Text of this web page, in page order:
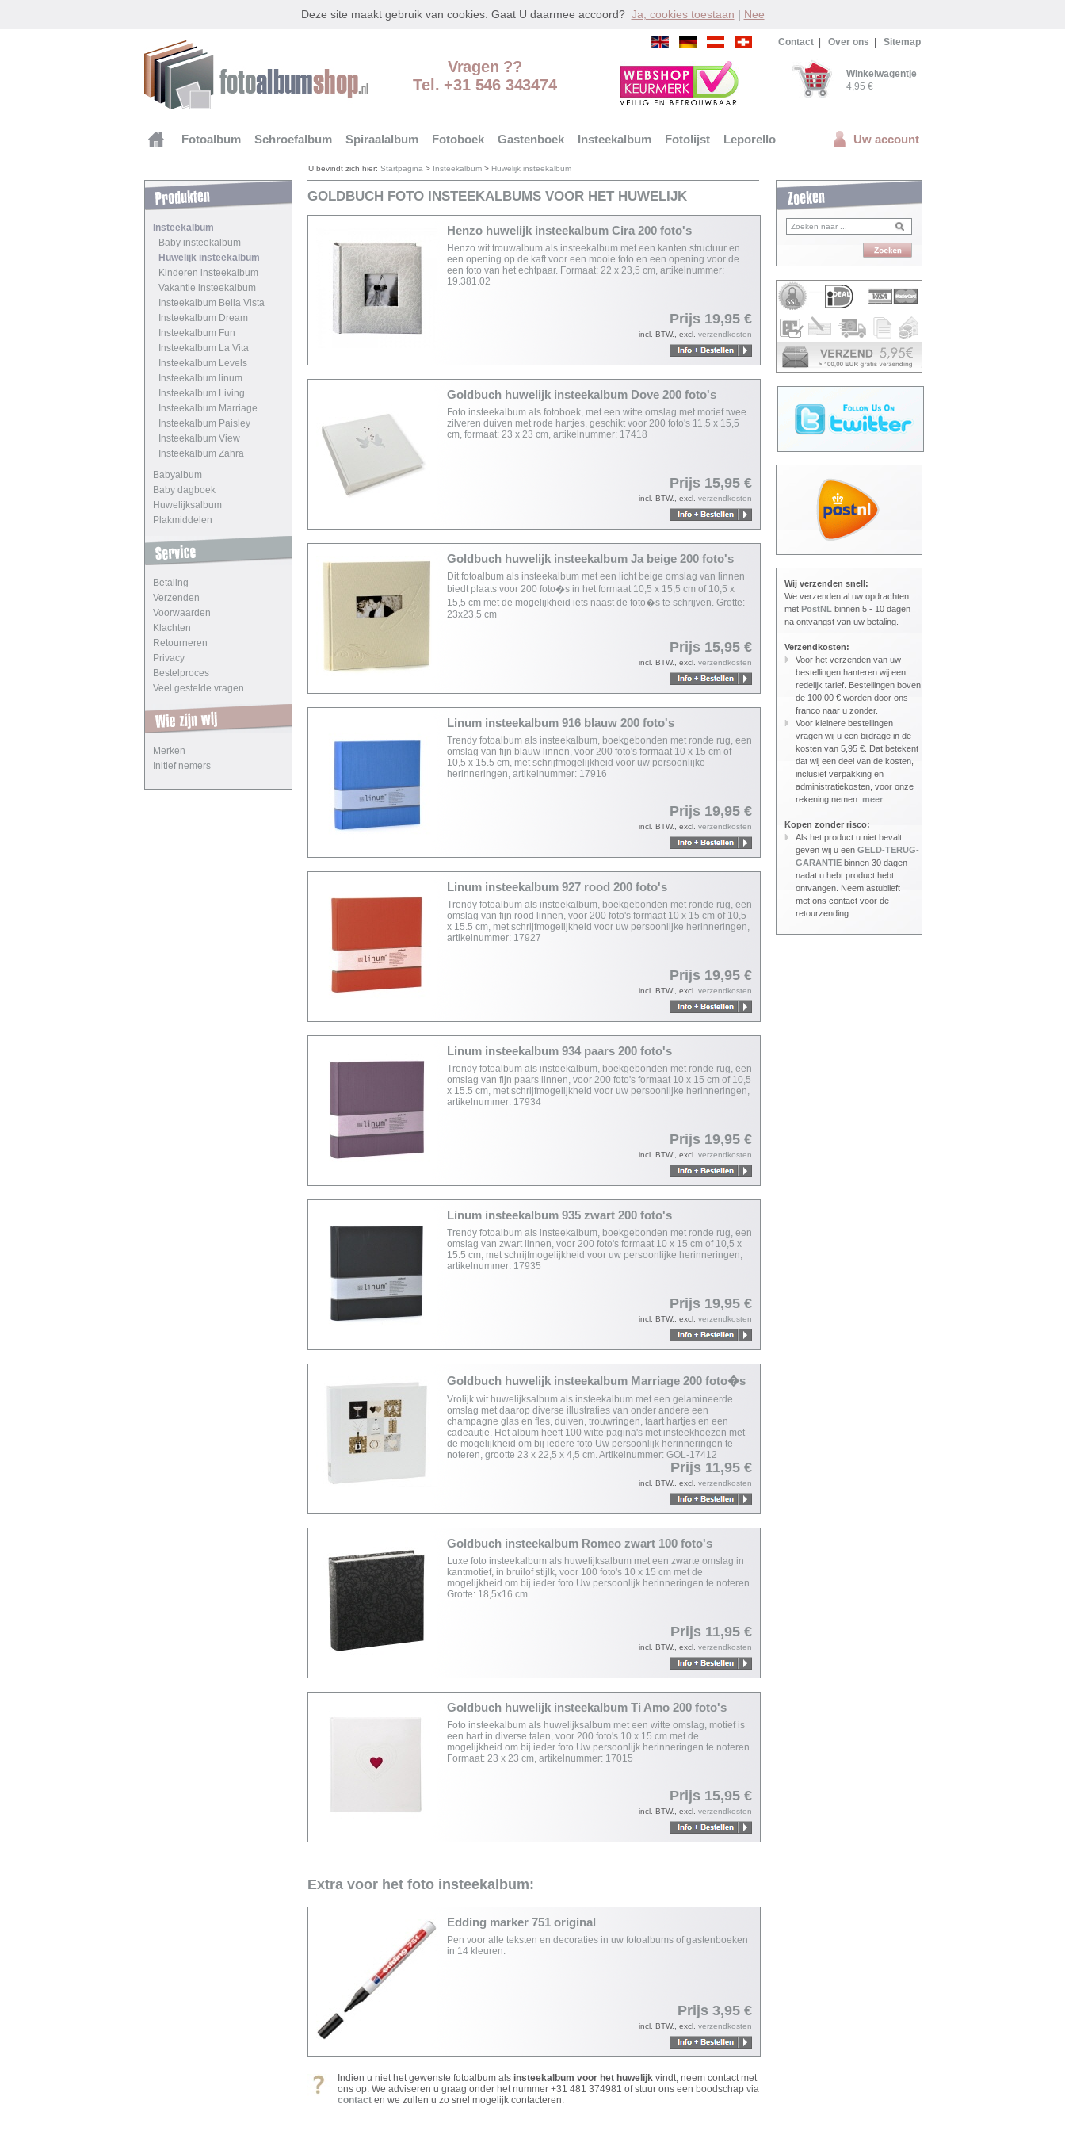
Deze site maakt gebruik van cookies. Gaat U daarmee accoord? Ja, cookies toestaan | Nee
Vragen ??
Tel. +31 546 343474
Contact Over ons Sitemap
Winkelwagentje
4,95 €
Fotoalbum Schroefalbum Spiraalalbum Fotoboek Gastenboek Insteekalbum Fotolijst Leporello Uw account
Insteekalbum
Baby insteekalbum
Huwelijk insteekalbum
Kinderen insteekalbum
Vakantie insteekalbum
Insteekalbum Bella Vista
Insteekalbum Dream
Insteekalbum Fun
Insteekalbum La Vita
Insteekalbum Levels
Insteekalbum linum
Insteekalbum Living
Insteekalbum Marriage
Insteekalbum Paisley
Insteekalbum View
Insteekalbum Zahra
Babyalbum
Baby dagboek
Huwelijksalbum
Plakmiddelen
Betaling
Verzenden
Voorwaarden
Klachten
Retourneren
Privacy
Bestelproces
Veel gestelde vragen
Merken
Initief nemers
Wij verzenden snell:
We verzenden al uw opdrachten
met PostNL binnen 5 - 10 dagen
na ontvangst van uw betaling.
Verzendkosten:
Voor het verzenden van uw
bestellingen hanteren wij een
redelijk tarief. Bestellingen boven
de 100,00 € worden door ons
franco naar u zonder.
Voor kleinere bestellingen
vragen wij u een bijdrage in de
kosten van 5,95 €. Dat betekent
dat wij een deel van de kosten,
inclusief verpakking en
administratiekosten, voor onze
rekening nemen. meer
Kopen zonder risco:
Als het product u niet bevalt
geven wij u een GELD-TERUG-
GARANTIE binnen 30 dagen
nadat u hebt product hebt
ontvangen. Neem astublieft
met ons contact voor de
retourzending.
U bevindt zich hier: Startpagina > Insteekalbum > Huwelijk insteekalbum
GOLDBUCH FOTO INSTEEKALBUMS VOOR HET HUWELIJK
Henzo huwelijk insteekalbum Cira 200 foto's
Henzo wit trouwalbum als insteekalbum met een kanten structuur en
een opening op de kaft voor een mooie foto en een opening voor de
een foto van het echtpaar. Formaat: 22 x 23,5 cm, artikelnummer:
19.381.02
Prijs 19,95 €
incl. BTW., excl. verzendkosten
Goldbuch huwelijk insteekalbum Dove 200 foto's
Foto insteekalbum als fotoboek, met een witte omslag met motief twee
zilveren duiven met rode hartjes, geschikt voor 200 foto's 11,5 x 15,5
cm, formaat: 23 x 23 cm, artikelnummer: 17418
Prijs 15,95 €
incl. BTW., excl. verzendkosten
Goldbuch huwelijk insteekalbum Ja beige 200 foto's
Dit fotoalbum als insteekalbum met een licht beige omslag van linnen
biedt plaats voor 200 foto�s in het formaat 10,5 x 15,5 cm of 10,5 x
15,5 cm met de mogelijkheid iets naast de foto�s te schrijven. Grotte:
23x23,5 cm
Prijs 15,95 €
incl. BTW., excl. verzendkosten
Linum insteekalbum 916 blauw 200 foto's
Trendy fotoalbum als insteekalbum, boekgebonden met ronde rug, een
omslag van fijn blauw linnen, voor 200 foto's formaat 10 x 15 cm of
10,5 x 15.5 cm, met schrijfmogelijkheid voor uw persoonlijke
herinneringen, artikelnummer: 17916
Prijs 19,95 €
incl. BTW., excl. verzendkosten
Linum insteekalbum 927 rood 200 foto's
Trendy fotoalbum als insteekalbum, boekgebonden met ronde rug, een
omslag van fijn rood linnen, voor 200 foto's formaat 10 x 15 cm of 10,5
x 15.5 cm, met schrijfmogelijkheid voor uw persoonlijke herinneringen,
artikelnummer: 17927
Prijs 19,95 €
incl. BTW., excl. verzendkosten
Linum insteekalbum 934 paars 200 foto's
Trendy fotoalbum als insteekalbum, boekgebonden met ronde rug, een
omslag van fijn paars linnen, voor 200 foto's formaat 10 x 15 cm of 10,5
x 15.5 cm, met schrijfmogelijkheid voor uw persoonlijke herinneringen,
artikelnummer: 17934
Prijs 19,95 €
incl. BTW., excl. verzendkosten
Linum insteekalbum 935 zwart 200 foto's
Trendy fotoalbum als insteekalbum, boekgebonden met ronde rug, een
omslag van zwart linnen, voor 200 foto's formaat 10 x 15 cm of 10,5 x
15.5 cm, met schrijfmogelijkheid voor uw persoonlijke herinneringen,
artikelnummer: 17935
Prijs 19,95 €
incl. BTW., excl. verzendkosten
Goldbuch huwelijk insteekalbum Marriage 200 foto�s
Vrolijk wit huwelijksalbum als insteekalbum met een gelamineerde
omslag met daarop diverse illustraties van onder andere een
champagne glas en fles, duiven, trouwringen, taart hartjes en een
cadeautje. Het album heeft 100 witte pagina's met insteekhoezen met
de mogelijkheid om bij iedere foto Uw persoonlijk herinneringen te
noteren, grootte 23 x 22,5 x 4,5 cm. Artikelnummer: GOL-17412
Prijs 11,95 €
incl. BTW., excl. verzendkosten
Goldbuch insteekalbum Romeo zwart 100 foto's
Luxe foto insteekalbum als huwelijksalbum met een zwarte omslag in
kantmotief, in bruilof stijlk, voor 100 foto's 10 x 15 cm met de
mogelijkheid om bij ieder foto Uw persoonlijk herinneringen te noteren.
Grotte: 18,5x16 cm
Prijs 11,95 €
incl. BTW., excl. verzendkosten
Goldbuch huwelijk insteekalbum Ti Amo 200 foto's
Foto insteekalbum als huwelijksalbum met een witte omslag, motief is
een hart in diverse talen, voor 200 foto's 10 x 15 cm met de
mogelijkheid om bij ieder foto Uw persoonlijk herinneringen te noteren.
Formaat: 23 x 23 cm, artikelnummer: 17015
Prijs 15,95 €
incl. BTW., excl. verzendkosten
Extra voor het foto insteekalbum:
Edding marker 751 original
Pen voor alle teksten en decoraties in uw fotoalbums of gastenboeken
in 14 kleuren.
Prijs 3,95 €
incl. BTW., excl. verzendkosten
Indien u niet het gewenste fotoalbum als insteekalbum voor het huwelijk vindt, neem contact met
ons op. We adviseren u graag onder het nummer +31 481 374981 of stuur ons een boodschap via
contact en we zullen u zo snel mogelijk contacteren.